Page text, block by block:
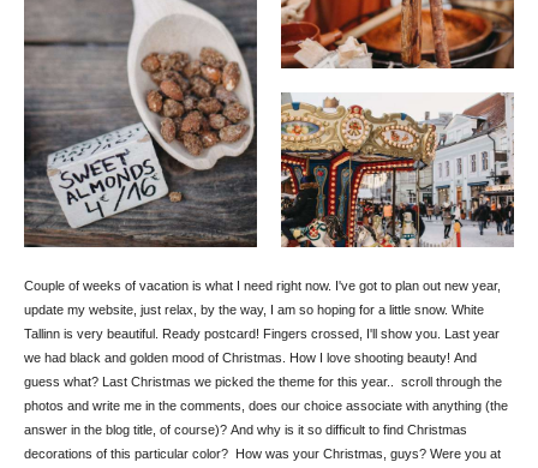
Couple of weeks of vacation is what I need right now. I've got to plan out new year,
update my website, just relax, by the way, I am so hoping for a little snow. White
Tallinn is very beautiful. Ready postcard! Fingers crossed, I'll show you. Last year
we had black and golden mood of Christmas. How I love shooting beauty! And
guess what? Last Christmas we picked the theme for this year.. scroll through the
photos and write me in the comments, does our choice associate with anything (the
answer in the blog title, of course)? And why is it so difficult to find Christmas
decorations of this particular color? How was your Christmas, guys? Were you at